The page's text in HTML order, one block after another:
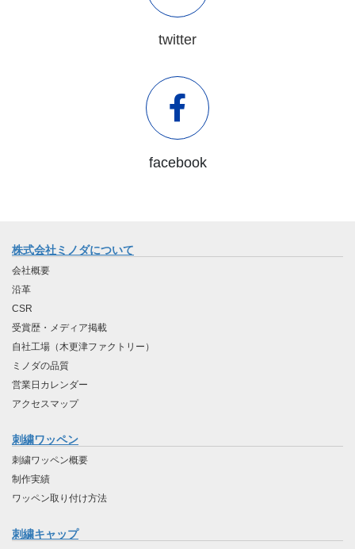
twitter
facebook
株式会社ミノダについて
会社概要
沿革
CSR
受賞歴・メディア掲載
自社工場（木更津ファクトリー）
ミノダの品質
営業日カレンダー
アクセスマップ
刺繍ワッペン
刺繍ワッペン概要
制作実績
ワッペン取り付け方法
刺繍キャップ